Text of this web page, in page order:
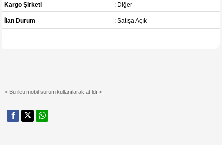
Kargo Şirketi : Diğer
İlan Durum : Satışa Açık
< Bu ileti mobil sürüm kullanılarak atıldı >